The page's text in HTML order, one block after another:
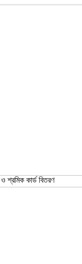
শ্রমিক কার্ড বিতরণ